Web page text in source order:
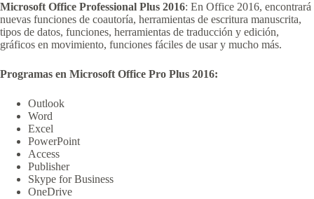
Microsoft Office Professional Plus 2016: En Office 2016, encontrará
nuevas funciones de coautoría, herramientas de escritura manuscrita,
tipos de datos, funciones, herramientas de traducción y edición,
gráficos en movimiento, funciones fáciles de usar y mucho más.
Programas en Microsoft Office Pro Plus 2016:
Outlook
Word
Excel
PowerPoint
Access
Publisher
Skype for Business
OneDrive